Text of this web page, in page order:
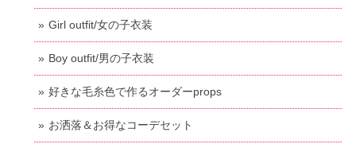
Girl outfit/女の子衣装
Boy outfit/男の子衣装
好きな毛糸色で作るオーダーprops
お洒落＆お得なコーデセット